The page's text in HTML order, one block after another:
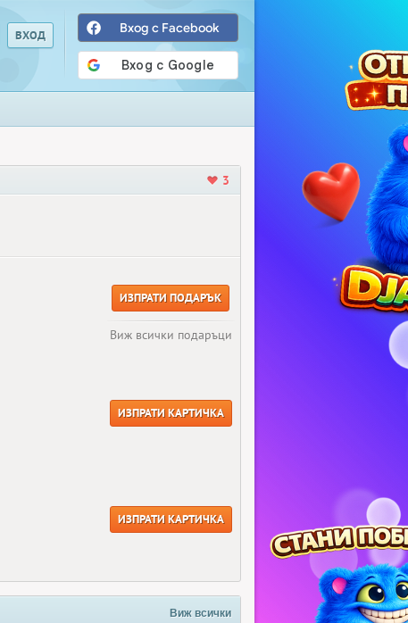
Вход с Facebook
3
ИЗПРАТИ ПОДАРЪК
Виж всички подаръци
ИЗПРАТИ КАРТИЧКА
ИЗПРАТИ КАРТИЧКА
Виж всички